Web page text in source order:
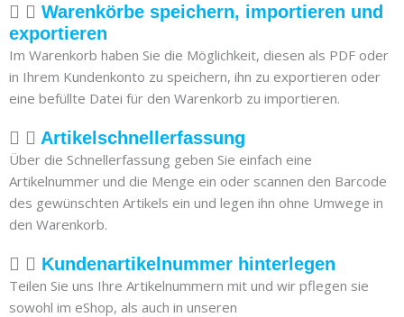
Warenkörbe speichern, importieren und
exportieren
Im Warenkorb haben Sie die Möglichkeit, diesen als PDF oder
in Ihrem Kundenkonto zu speichern, ihn zu exportieren oder
eine befüllte Datei für den Warenkorb zu importieren.
Artikelschnellerfassung
Über die Schnellerfassung geben Sie einfach eine
Artikelnummer und die Menge ein oder scannen den Barcode
des gewünschten Artikels ein und legen ihn ohne Umwege in
den Warenkorb.
Kundenartikelnummer hinterlegen
Teilen Sie uns Ihre Artikelnummern mit und wir pflegen sie
sowohl im eShop, als auch in unseren